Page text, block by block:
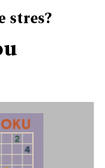
stres?